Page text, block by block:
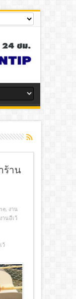
ร้าน
, งาน
งานอีเว้
ว้